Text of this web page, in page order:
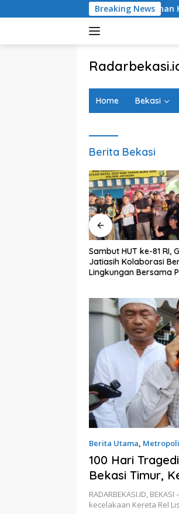
ke
Breaking News
BRI Peduli Perkuat Layanan Kesehatan
Bekasi
Home Bekasi
Berita Bekasi
Sambut HUT ke-81 RI,
Jatiasih Kolaborasi
Lingkungan Bersama
Berita Utama,
100 Hari
Bekasi Timur,
Keadilan dan
Investigasi
RADARBEKASI.ID,
kecelakaan Kereta Rel